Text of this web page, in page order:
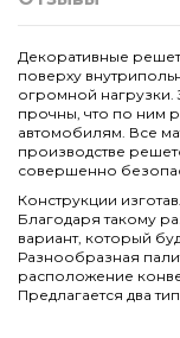
Декоративные
поверху
огромной нагрузки.
прочны, что по ним
автомобилям. Все
производстве
совершенно
Конструкции
Благодаря такому
вариант, который
Разнообразная
расположение
Предлагается два